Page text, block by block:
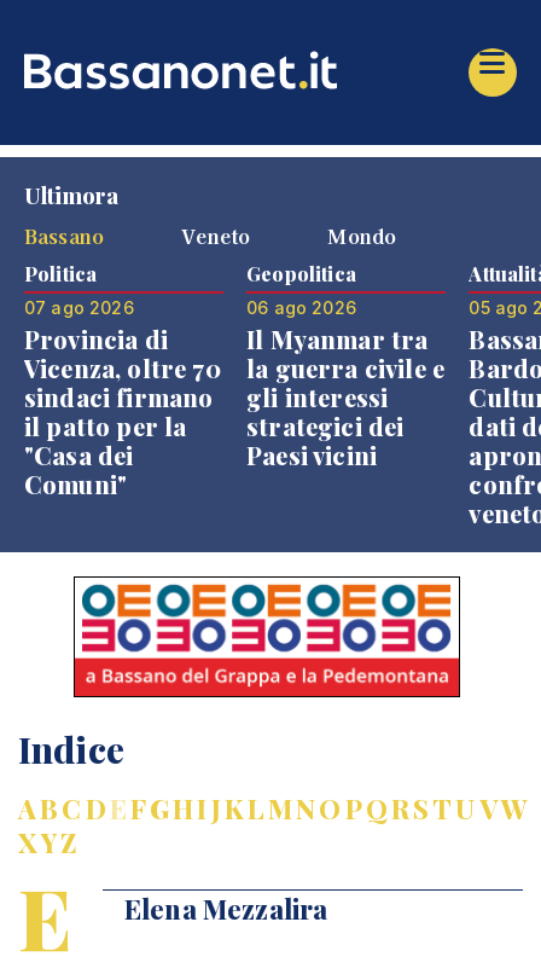
Ultimora
Bassano
Veneto Mondo
Politica
07 ago 2026
Provincia di
Vicenza, oltre 70
sindaci firmano
il patto per la
"Casa dei
Comuni"
Geopolitica
06 ago 2026
Il Myanmar tra
la guerra civile e
gli interessi
strategici dei
Paesi vicini
05 ago
dati
Indice
ABCDEFGHIJKLMNOPQRSTUVW
XYZ
E Elena Mezzalira